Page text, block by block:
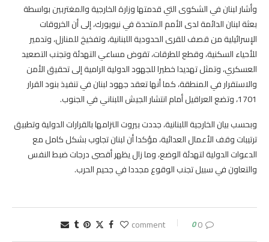
وأشار لبنان في الشكوى التي قدمتها وزارة الخارجية والمغتربين بواسطة
بعثة لبنان الدائمة لدى الأمم المتحدة في نيويورك، إلى أن الخروقات
الإسرائيلية من قصف للقرى الحدودية اللبنانية، وتفخيخ للمنازل، وتدمير
للأحياء السكنية، وقطع للطرقات، تقوض مساعي التهدئة وتجنب التصعيد
العسكري، وتمثل تهديدا خطيرا للجهود الدولية الرامية إلى تحقيق الأمن
والاستقرار في المنطقة، كما أنها تعقد جهود لبنان في تنفيذ بنود القرار
1701، وتضع العراقيل أمام انتشار الجيش اللبناني في الجنوب.
وبحسب بيان الخارجية اللبنانية، جددت بيروت التزامها بالقرارات الدولية وتطبيق
ترتيبات وقف الأعمال العدائية، مؤكدا أن لبنان تجاوب بشكل كامل مع
الدعوات الدولية لتهدئة الوضع، وما زال يظهر أقصى درجات ضبط النفس
والتعاون في سبيل تجنب الوقوع مجددا في جحيم الحرب.
0 comment
0